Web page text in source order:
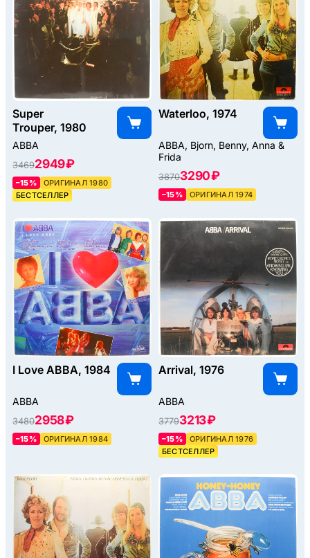
Super
Trouper, 1980
ABBA
34692949 ₽
–15%
ОРИГИНАЛ 1980
БЕСТСЕЛЛЕР
Waterloo, 1974
ABBA, Bjorn, Benny, Anna &
Frida
38703290 ₽
–15% ОРИГИНАЛ 1974
I Love ABBA, 1984
ABBA
34802958 ₽
–15% ОРИГИНАЛ 1984
Arrival, 1976
ABBA
37793213 ₽
–15%
ОРИГИНАЛ 1976
БЕСТСЕЛЛЕР